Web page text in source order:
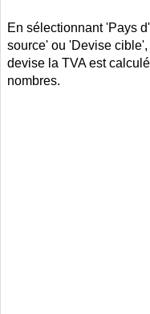
En sélectionnant 'Pays
source' ou 'Devise
devise la TVA est
nombres.